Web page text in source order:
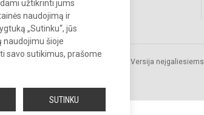
užtikrinti jums
naudojimą ir
„Sutinku“, jūs
naudojimu šioje
savo sutikimus, prašome
SUTINKU
teisės saugomos.
sutikimo griežtai
Versija neįgaliesiems